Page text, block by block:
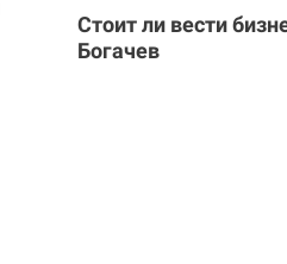
Стоит ли вести
Богачев